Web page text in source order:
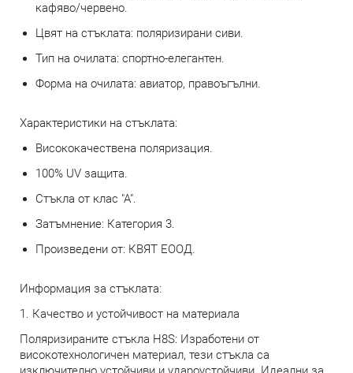
кафяво/червено.
Цвят на стъклата: поляризирани сиви.
Тип на очилата: спортно-елегантен.
Форма на очилата: авиатор, правоъгълни.
Характеристики на стъклата:
Висококачествена поляризация.
100% UV защита.
Стъкла от клас "А".
Затъмнение: Категория 3.
Произведени от: КВЯТ ЕООД.
Информация за стъклата:
1. Качество и устойчивост на материала
Поляризираните стъкла H8S: Изработени от
високотехнологичен материал, тези стъкла са